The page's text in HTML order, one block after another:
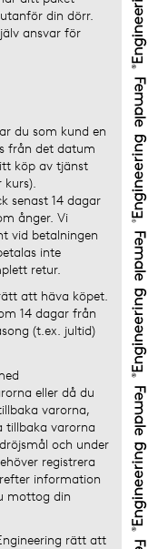
din dörr.
ansvar för
du som kund en
från det datum
köp av tjänst
kurs).
senast 14 dagar
ånger. Vi
vid betalningen
inte
retur.
att häva köpet.
14 dagar från
(t.ex. jultid)
eller då du
varorna,
tillbaka varorna
och under
registrera
information
mottog din
rätt att